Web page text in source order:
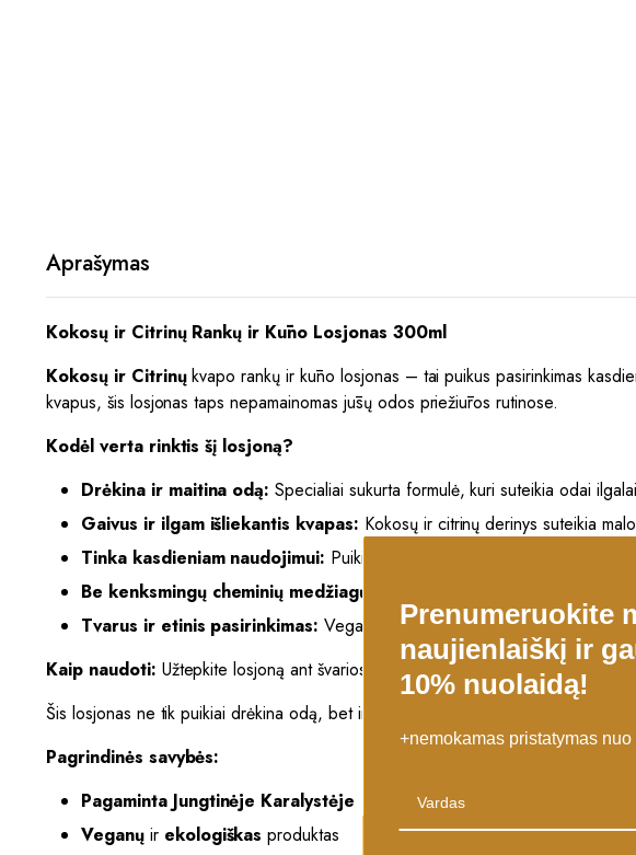
Aprašymas
Kokosų ir Citrinų Rankų ir Kūno Losjonas 300ml
Kokosų ir Citrinųkvapo rankų ir kūno losjonas – tai puikus pasirinkimas
kvapus, šis losjonas taps nepamainomas jūsų odos priežiūros rutinose.
Kodėl verta rinktis šį losjoną?
Drėkina ir maitina odą: Specialiai sukurta formulė, kuri suteikia odai
Gaivus ir ilgam išliekantis kvapas: Kokosų ir citrinų derinys suteikia
Tinka kasdieniam naudojimui: Puikiai tinka visų tipų odai, tiek sausai,
Be kenksmingų cheminių medžiagų:
Losjonas yra be parabenų,
Tvarus ir etinis pasirinkimas: Veganų draugiškas, pagamintas
Kaip naudoti: Užtepkite losjoną ant švarios odos ir švelniai įmasažuokite. Jis
Šis losjonas ne tik puikiai drėkina odą, bet ir tampa puikia dovana, kurią galima
Pagrindinės savybės:
Pagaminta Jungtinėje Karalystėje
Veganųir ekologiškas produktas
Prenumeruokite
naujienlaiškį ir
10% nuolaidą!
+nemokamas pristatymas nuo